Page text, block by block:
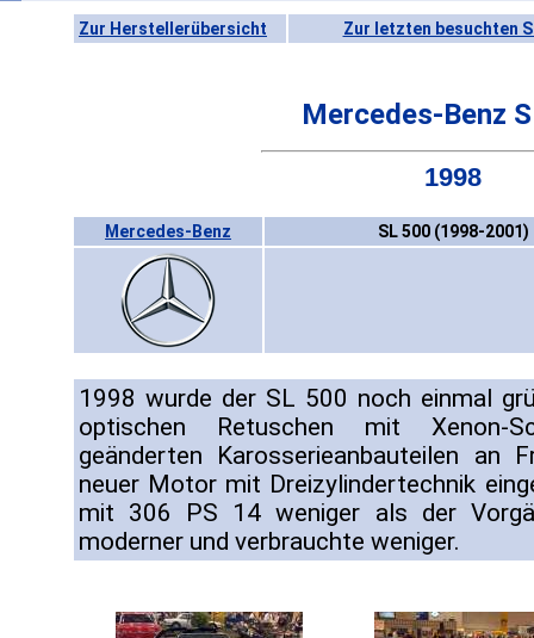
Zur Herstellerübersicht Zur letzten besuchten
Mercedes-Benz
1998
Mercedes-Benz SL 500 (1998-2001)
1998 wurde der SL 500 noch einmal
optischen Retuschen mit Xenon-
geänderten Karosserieanbauteilen an
neuer Motor mit Dreizylindertechnik
mit 306 PS 14 weniger als der
moderner und verbrauchte weniger.